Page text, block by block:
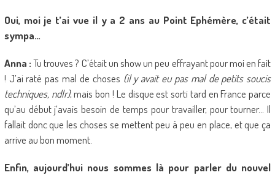
Oui, moi je t’ai vue il y a 2 ans au Point Ephémère, c’était
sympa…
Anna :Tu trouves ? C’était un show un peu effrayant pour moi en fait
! J’ai raté pas mal de choses (il y avait eu pas mal de petits soucis
techniques, ndlr), mais bon ! Le disque est sorti tard en France parce
qu’au début j’avais besoin de temps pour travailler, pour tourner… Il
fallait donc que les choses se mettent peu à peu en place, et que ça
arrive au bon moment.
Enfin, aujourd’hui nous sommes là pour parler du nouvel